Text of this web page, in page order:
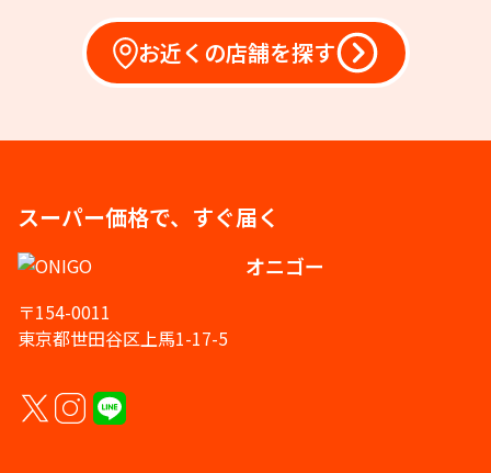
お近くの店舗を探す
スーパー価格で、すぐ届く
オニゴー
〒154-0011
東京都世田谷区上馬1-17-5